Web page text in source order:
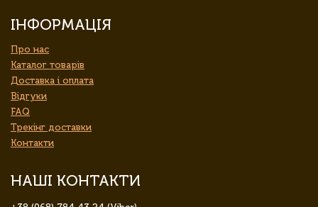
ІНФОРМАЦІЯ
Про нас
Каталог товарів
Доставка і оплата
Відгуки
FAQ
Трекінг доставки
Контакти
НАШІ КОНТАКТИ